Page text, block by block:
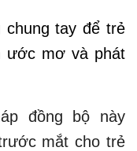
chung tay để trẻ
ước mơ và phát
đồng bộ này
mắt cho trẻ